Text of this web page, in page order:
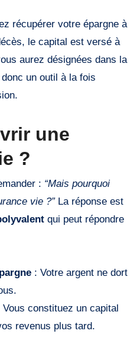
récupérer votre épargne à
le capital est versé à
aurez désignées dans la
un outil à la fois
une
?
: “Mais pourquoi
vie ?”La réponse est
qui peut répondre
: Votre argent ne dort
constituez un capital
revenus plus tard.